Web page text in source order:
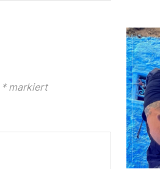
*markiert